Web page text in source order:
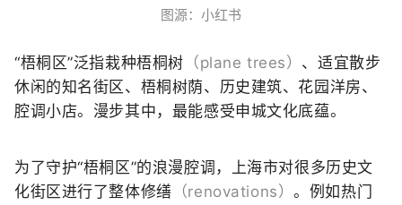
图源：小红书
“梧桐区”泛指栽种梧桐树 （plane trees） 、适宜散步
休闲的知名街区、 梧桐树荫、历史建筑、 花园洋房、
腔调小店。 漫步其中， 最能感受申城文化底蕴。
为了守护“梧桐区”的浪漫腔调，
上海市对很多历史文
化街区进行了整体修缮 （renovations）。 例如热门